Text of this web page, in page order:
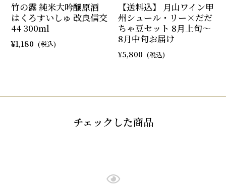
竹の露 純米大吟醸原酒
はくろすいしゅ 改良信交
44 300ml
1,180
【送料込】 月山ワイン甲
州シュール・リー×だだ
ちゃ豆セット 8月上旬～
8月中旬お届け
5,800
チェックした商品